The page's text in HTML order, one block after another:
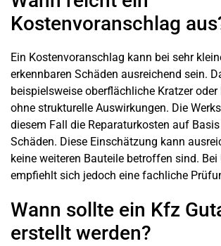
Kostenvoranschlag
Ein Kostenvoranschlag kann bei sehr
erkennbaren Schäden ausreichend sein.
beispielsweise oberflächliche Kratzer oder
ohne strukturelle Auswirkungen. Die
diesem Fall die Reparaturkosten auf
Schäden. Diese Einschätzung kann
keine weiteren Bauteile betroffen sind. Bei
empfiehlt sich jedoch eine fachliche
Wann sollte ein Kfz
erstellt werden?